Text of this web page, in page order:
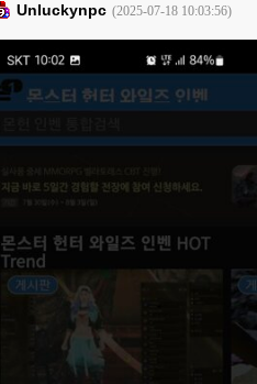
Unluckynpc (2025-07-18 10:03:56)